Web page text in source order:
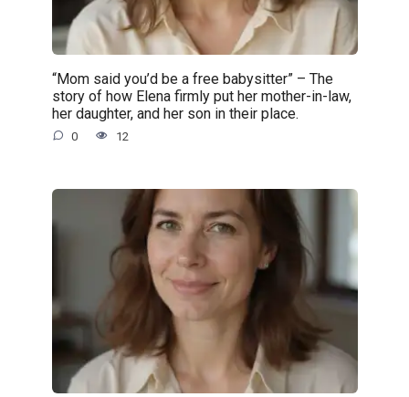
“Mom said you’d be a free babysitter” – The
story of how Elena firmly put her mother-in-law,
her daughter, and her son in their place.
0 12